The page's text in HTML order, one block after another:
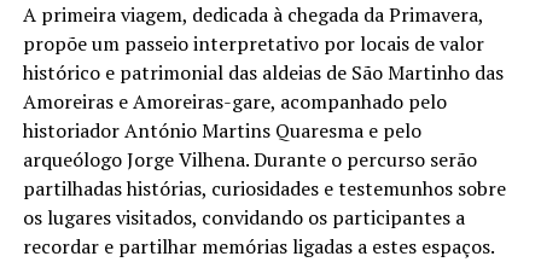
A primeira viagem, dedicada à chegada da Primavera,
propõe um passeio interpretativo por locais de valor
histórico e patrimonial das aldeias de São Martinho das
Amoreiras e Amoreiras-gare, acompanhado pelo
historiador António Martins Quaresma e pelo
arqueólogo Jorge Vilhena. Durante o percurso serão
partilhadas histórias, curiosidades e testemunhos sobre
os lugares visitados, convidando os participantes a
recordar e partilhar memórias ligadas a estes espaços.